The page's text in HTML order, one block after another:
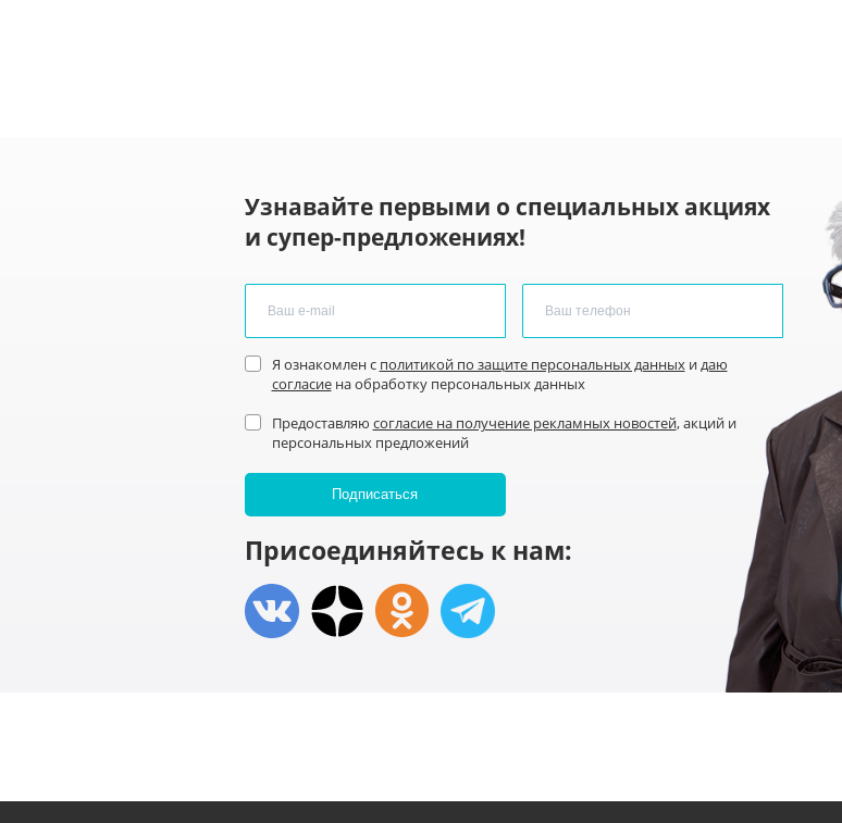
Узнавайте первыми о специальных акциях
и супер-предложениях!
Я ознакомлен с политикой по защите персональных данныхидаю
согласиена обработку персональных данных
Предоставляю согласие на получение рекламных новостей, акций и
персональных предложений
Присоединяйтесь к нам: